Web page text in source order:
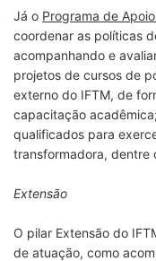
Já o Programa de
coordenar as políticas
acompanhando e
projetos de cursos de
externo do IFTM, de
capacitação
qualificados para
transformadora, dentre
Extensão
O pilar Extensão do
de atuação, como